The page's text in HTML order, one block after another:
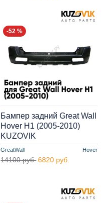
-52 %
GreatWall Hover
Бампер задний Great Wall
Hover H1 (2005-2010)
KUZOVIK
14100 руб. 6820 руб.